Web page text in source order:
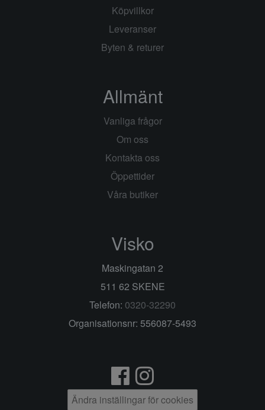
Köpvillkor
Leveranser
Byten & returer
Allmänt
Vanliga frågor
Om oss
Kontakta oss
Öppettider
Våra butiker
Visko
Maskingatan 2
511 62 SKENE
Telefon: 0320-32290
Organisationsnr: 556087-5493
Ändra inställingar för cookies